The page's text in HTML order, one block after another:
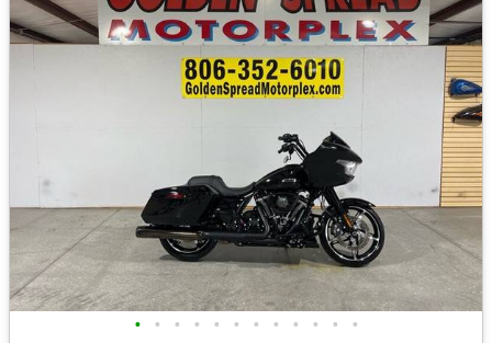
• • • • • • • • • • • •